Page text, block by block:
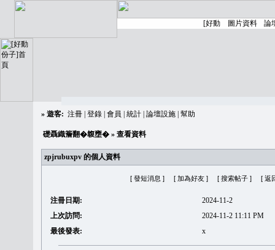
» 遊客: 注冊 登錄 會員 統計 論壇設施 幫助
礎聶織簷翻�䪖壅� » 查看資料
zpjrubuxpv 的個人資料
[ 發短消息 ] [ 加為好友 ] [ 搜索帖子 ] [ 返
注冊日期:
2024-11-2
上次訪問:
2024-11-2 11:11 PM
最後發表:
x